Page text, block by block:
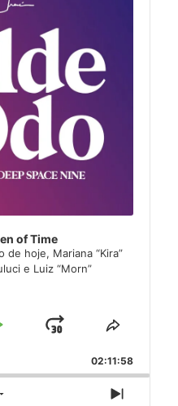
of Time
de hoje, Mariana “Kira”
e Luiz “Morn”
Jump
Forward
Share
Episode
02:11:58
Next